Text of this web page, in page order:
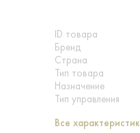
ID товара
Бренд
Страна
Тип товара
Назначение
Тип управления
Все